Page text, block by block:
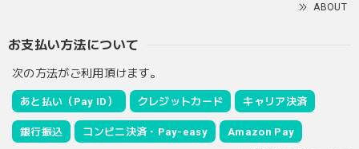
ABOUT
お支払い方法について
次の方法がご利用頂けます。
あと払い（Pay ID） クレジットカード キャリア決済
銀行振込 コンビニ決済・Pay-easy Amazon Pay